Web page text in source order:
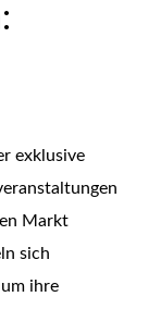
exklusive
Markt
sich
ihre